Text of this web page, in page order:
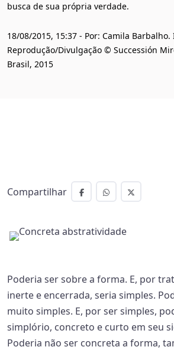
busca de sua própria verdade.
18/08/2015, 15:37 - Por: Camila Barbalho.
Reprodução/Divulgação © Successión
Brasil, 2015
Compartilhar
Poderia ser sobre a forma. E, por
inerte e encerrada, seria simples.
muito simples. E, por ser simples,
simplório, concreto e curto em seu
Poderia não ser concreta a forma,